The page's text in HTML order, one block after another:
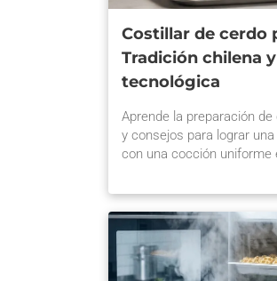
Costillar de cerdo
Tradición chilena
tecnológica
Aprende la preparación
y consejos para lograr
con una cocción uniforme